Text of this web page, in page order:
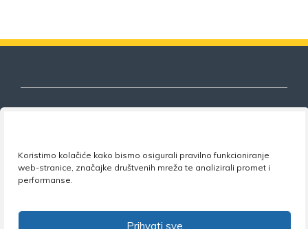
Koristimo kolačiće kako bismo osigurali pravilno funkcioniranje
web-stranice, značajke društvenih mreža te analizirali promet i
performanse.
Prihvati sve
Nezavisni sindikat znanosti i visokog
obrazovanja
Zagreb •Tel: +385 1 4847 337 •Email: uprava@nsz.hr